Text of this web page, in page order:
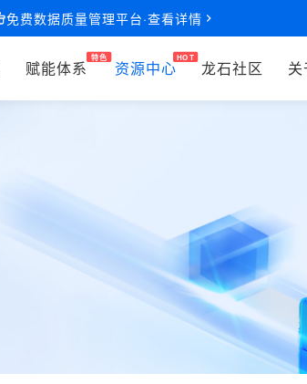
免费数据质量管理平台·查看详情
赋能体系 资源中心 龙石社区